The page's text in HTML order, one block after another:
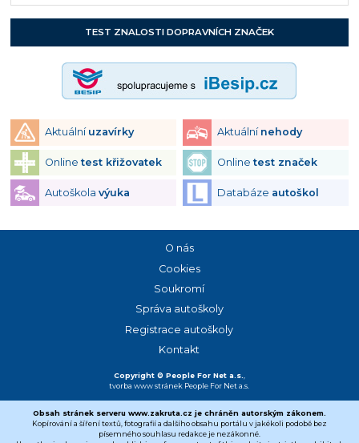
TEST ZNALOSTI DOPRAVNÍCH ZNAČEK
Aktuální uzavírky Aktuální nehody
Onlinetest křižovatek Onlinetest značek
Autoškola výuka Databáze autoškol
Copyright © People For Net a.s.
tvorba www stránek People For Net a.s.
O nás
Cookies
Soukromí
Správa autoškoly
Registrace autoškoly
Kontakt
Obsah stránek serveru www.zakruta.cz je chráněn autorským zákonem.
Kopírování a šíření textů, fotografií a dalšího obsahu portálu v jakékoli podobě bez
písemného souhlasu redakce je nezákonné.